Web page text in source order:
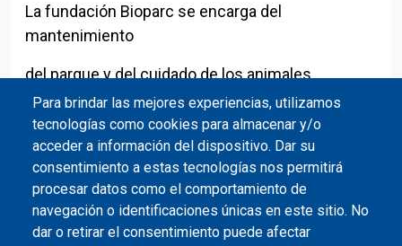
La fundación Bioparc se encarga del
mantenimiento
del parque y del cuidado de los animales.
El objetivo de la fundación es conservar
losecosistemasdel mundo
y que las personas aprendan la importancia
Para brindar las mejores experiencias, utilizamos
tecnologías como cookies para almacenar y/o
acceder a información del dispositivo. Dar su
consentimiento a estas tecnologías nos permitirá
procesar datos como el comportamiento de
navegación o identificaciones únicas en este sitio. No
dar o retirar el consentimiento puede afectar